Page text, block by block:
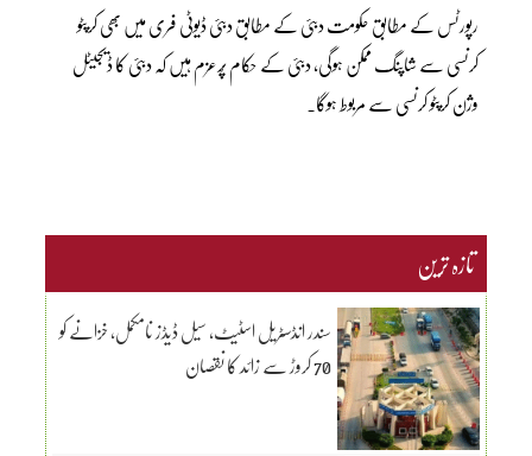
رپورٹس کے مطابق حکومت دبئی کے مطابق دبئی ڈیوٹی فری میں بھی کرپٹو
کرنسی سے شاپنگ ممکن ہوگی، دبئی کے حکام پُرعزم ہیں کہ دبئی کا ڈیجیٹل
وژن کرپٹو کرنسی سے مربوط ہوگا۔
تازہ ترین
سندر انڈسٹریل اسٹیٹ، سیل ڈیڈز نامکمل، خزانے کو
70 کروڑ سے زائد کا نقصان